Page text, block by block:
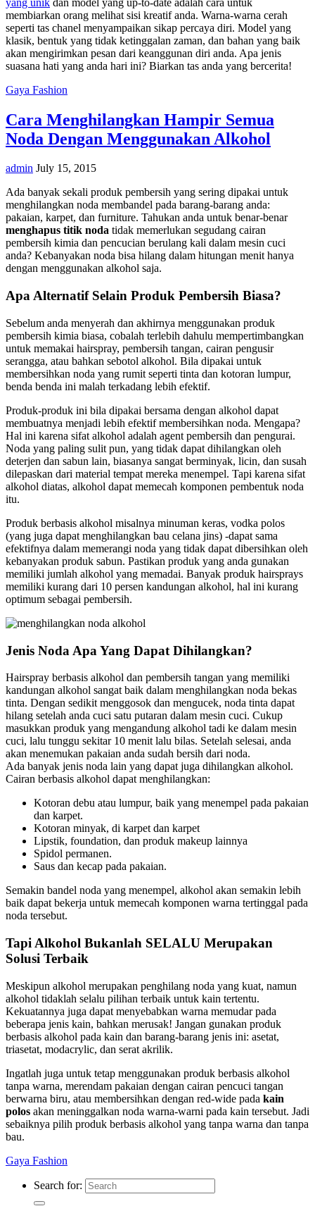
membiarkan orang melihat sisi kreatif anda. Warna-warna cerah
seperti tas chanel menyampaikan sikap percaya diri. Model yang
klasik, bentuk yang tidak ketinggalan zaman, dan bahan yang baik
akan mengirimkan pesan dari keanggunan diri anda. Apa jenis
suasana hati yang anda hari ini? Biarkan tas anda yang bercerita!
Gaya Fashion
Cara Menghilangkan Hampir Semua
Noda Dengan Menggunakan Alkohol
admin July 15, 2015
Ada banyak sekali produk pembersih yang sering dipakai untuk
menghilangkan noda membandel pada barang-barang anda:
pakaian, karpet, dan furniture. Tahukan anda untuk benar-benar
menghapus titik noda tidak memerlukan segudang cairan
pembersih kimia dan pencucian berulang kali dalam mesin cuci
anda? Kebanyakan noda bisa hilang dalam hitungan menit hanya
dengan menggunakan alkohol saja.
Apa Alternatif Selain Produk Pembersih Biasa?
Sebelum anda menyerah dan akhirnya menggunakan produk
pembersih kimia biasa, cobalah terlebih dahulu mempertimbangkan
untuk memakai hairspray, pembersih tangan, cairan pengusir
serangga, atau bahkan sebotol alkohol. Bila dipakai untuk
membersihkan noda yang rumit seperti tinta dan kotoran lumpur,
benda benda ini malah terkadang lebih efektif.
Produk-produk ini bila dipakai bersama dengan alkohol dapat
membuatnya menjadi lebih efektif membersihkan noda. Mengapa?
Hal ini karena sifat alkohol adalah agent pembersih dan pengurai.
Noda yang paling sulit pun, yang tidak dapat dihilangkan oleh
deterjen dan sabun lain, biasanya sangat berminyak, licin, dan susah
dilepaskan dari material tempat mereka menempel. Tapi karena sifat
alkohol diatas, alkohol dapat memecah komponen pembentuk noda
itu.
Produk berbasis alkohol misalnya minuman keras, vodka polos
(yang juga dapat menghilangkan bau celana jins) -dapat sama
efektifnya dalam memerangi noda yang tidak dapat dibersihkan oleh
kebanyakan produk sabun. Pastikan produk yang anda gunakan
memiliki jumlah alkohol yang memadai. Banyak produk hairsprays
memiliki kurang dari 10 persen kandungan alkohol, hal ini kurang
optimum sebagai pembersih.
Jenis Noda Apa Yang Dapat Dihilangkan?
Hairspray berbasis alkohol dan pembersih tangan yang memiliki
kandungan alkohol sangat baik dalam menghilangkan noda bekas
tinta. Dengan sedikit menggosok dan mengucek, noda tinta dapat
hilang setelah anda cuci satu putaran dalam mesin cuci. Cukup
masukkan produk yang mengandung alkohol tadi ke dalam mesin
cuci, lalu tunggu sekitar 10 menit lalu bilas. Setelah selesai, anda
akan menemukan pakaian anda sudah bersih dari noda.
Ada banyak jenis noda lain yang dapat juga dihilangkan alkohol.
Cairan berbasis alkohol dapat menghilangkan:
Kotoran debu atau lumpur, baik yang menempel pada pakaian
dan karpet.
Kotoran minyak, di karpet dan karpet
Lipstik, foundation, dan produk makeup lainnya
Spidol permanen.
Saus dan kecap pada pakaian.
Semakin bandel noda yang menempel, alkohol akan semakin lebih
baik dapat bekerja untuk memecah komponen warna tertinggal pada
noda tersebut.
Tapi Alkohol Bukanlah SELALU Merupakan
Solusi Terbaik
Meskipun alkohol merupakan penghilang noda yang kuat, namun
alkohol tidaklah selalu pilihan terbaik untuk kain tertentu.
Kekuatannya juga dapat menyebabkan warna memudar pada
beberapa jenis kain, bahkan merusak! Jangan gunakan produk
berbasis alkohol pada kain dan barang-barang jenis ini: asetat,
triasetat, modacrylic, dan serat akrilik.
Ingatlah juga untuk tetap menggunakan produk berbasis alkohol
tanpa warna, merendam pakaian dengan cairan pencuci tangan
berwarna biru, atau membersihkan dengan red-wide pada kain
polos akan meninggalkan noda warna-warni pada kain tersebut. Jadi
sebaiknya pilih produk berbasis alkohol yang tanpa warna dan tanpa
bau.
Gaya Fashion
Search for: